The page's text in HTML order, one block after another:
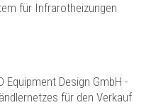
für Infrarotheizungen
Equipment Design GmbH -
für den Verkauf